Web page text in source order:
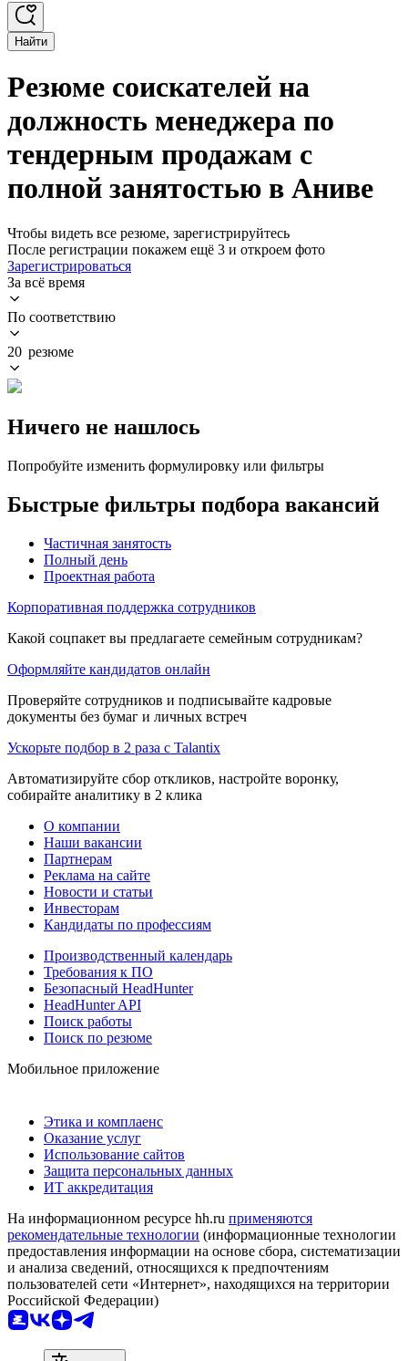
Найти
Резюме соискателей на
должность менеджера по
тендерным продажам с
полной занятостью в Аниве
Чтобы видеть все резюме, зарегистрируйтесь
После регистрации покажем ещё 3 и откроем фото
Зарегистрироваться
За всё время
По соответствию
20 резюме
Ничего не нашлось
Попробуйте изменить формулировку или фильтры
Быстрые фильтры подбора вакансий
Частичная занятость
Полный день
Проектная работа
Корпоративная поддержка сотрудников
Какой соцпакет вы предлагаете семейным сотрудникам?
Оформляйте кандидатов онлайн
Проверяйте сотрудников и подписывайте кадровые
документы без бумаг и личных встреч
Ускорьте подбор в 2 раза с Talantix
Автоматизируйте сбор откликов, настройте воронку,
собирайте аналитику в 2 клика
О компании
Наши вакансии
Партнерам
Реклама на сайте
Новости и статьи
Инвесторам
Кандидаты по профессиям
Производственный календарь
Требования к ПО
Безопасный HeadHunter
HeadHunter API
Поиск работы
Поиск по резюме
Мобильное приложение
Этика и комплаенс
Оказание услуг
Использование сайтов
Защита персональных данных
ИТ аккредитация
На информационном ресурсе hh.ru применяются
рекомендательные технологии (информационные технологии
предоставления информации на основе сбора, систематизации
и анализа сведений, относящихся к предпочтениям
пользователей сети «Интернет», находящихся на территории
Российской Федерации)